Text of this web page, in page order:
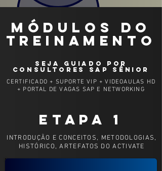
MÓDULOS DO
TREINAMENTO
SEJA GUIADO POR
CONSULTORES SAP SÊNIOR
CERTIFICADO + SUPORTE VIP + VIDEOAULAS HD
+ PORTAL DE VAGAS SAP E NETWORKING
ETAPA 1
INTRODUÇÃO E CONCEITOS, METODOLOGIAS,
HISTÓRICO, ARTEFATOS DO ACTIVATE